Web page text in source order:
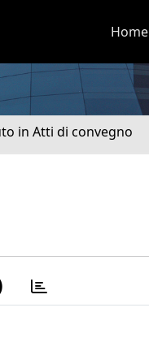
Home
in Atti di convegno